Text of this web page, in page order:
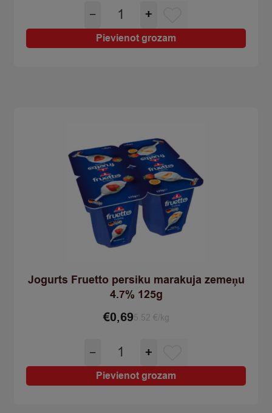
−
Jogurts
Fruetto
persiku
bumbieru
+
Pievienot grozam
Jogurts Fruetto persiku marakuja zemeņu
4.7% 125g
€0,695.52 €/kg
−
Jogurts
Fruetto
persiku
marakuja
+
Pievienot grozam